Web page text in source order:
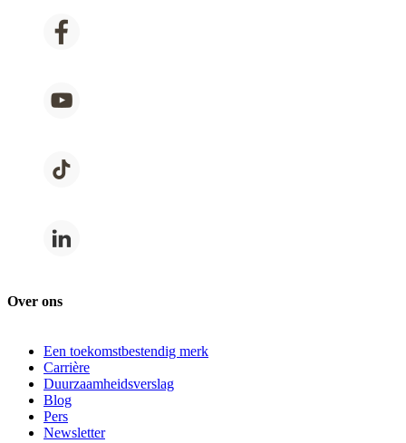
Over ons
Een toekomstbestendig merk
Carrière
Duurzaamheidsverslag
Blog
Pers
Newsletter